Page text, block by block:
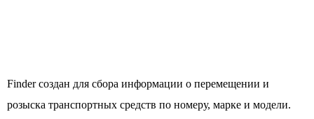
Finder создан для сбора информации о перемещении и
розыска транспортных средств по номеру, марке и модели.